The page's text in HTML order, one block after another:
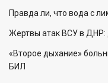
Правда ли, что вода с
Жертвы атак ВСУ в ДНР:
«Второе дыхание»
БИЛ